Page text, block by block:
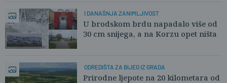
I DANAŠNJA ZANIMLJIVOST
U brodskom brdu napadalo više od
30 cm snijega, a na Korzu opet ništa
ODREDIŠTA ZA BIJEG IZ GRADA
Prirodne ljepote na 20 kilometara od